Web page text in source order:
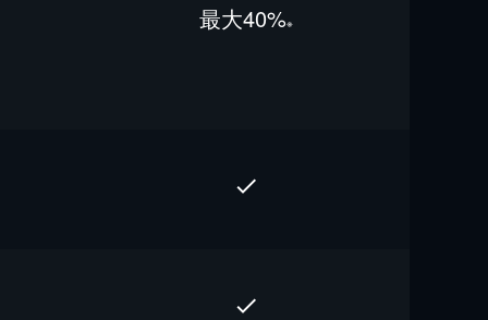
最⼤40%※